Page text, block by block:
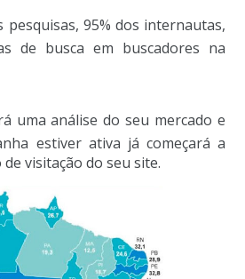
pesquisas, 95% dos internautas,
de busca em buscadores na
uma análise do seu mercado e
estiver ativa já começará a
visitação do seu site.